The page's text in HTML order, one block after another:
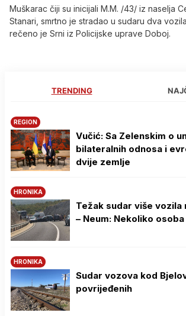
Muškarac čiji su inicijali M.M. /43/ iz naselja
Stanari, smrtno je stradao u sudaru dva
rečeno je Srni iz Policijske uprave Doboj.
TRENDING
REGION
Vučić: Sa Zelenskim o
bilateralnih odnosa i
dvije zemlje
HRONIKA
Težak sudar više vozila
– Neum: Nekoliko
HRONIKA
Sudar vozova kod
povrijeđenih